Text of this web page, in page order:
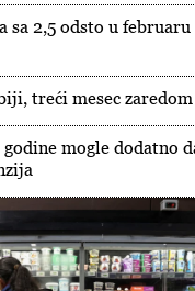
sa 2,5 odsto u
treći mesec
mogle dodatno